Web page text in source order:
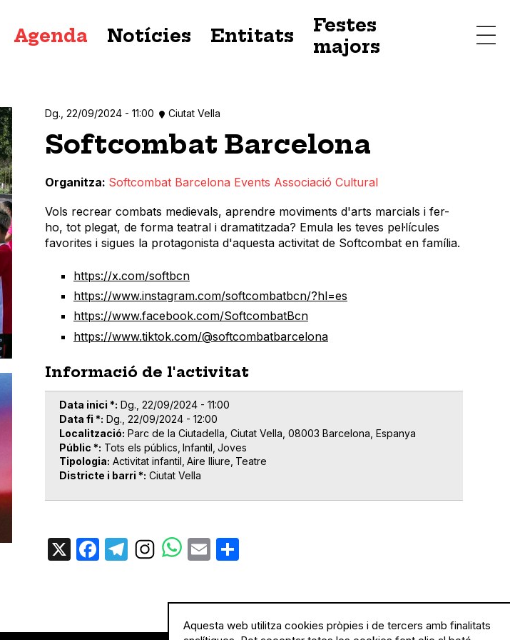
principal
Agenda Notícies Entitats
Festes
majors
Dg., 22/09/2024 - 11:00 Ciutat Vella
Softcombat Barcelona
Organitza Softcombat Barcelona Events Associació Cultural
Vols recrear combats medievals, aprendre moviments d'arts marcials i fer-
ho, tot plegat, de forma teatral i dramatitzada? Emula les teves pel·lícules
favorites i sigues la protagonista d'aquesta activitat de Softcombat en família.
https://x.com/softbcn
https://www.instagram.com/softcombatbcn/?hl=es
https://www.facebook.com/SoftcombatBcn
https://www.tiktok.com/@softcombatbarcelona
Informació de l'activitat
Data inici * Dg., 22/09/2024 - 11:00
Data fi * Dg., 22/09/2024 - 12:00
Localització Parc de la Ciutadella, Ciutat Vella, 08003 Barcelona, Espanya
Públic * Tots els públics Infantil Joves
Tipologia Activitat infantil Aire lliure Teatre
Districte i barri * Ciutat Vella
X Facebook
TelegramEmail
Aquesta web utilitza cookies pròpies i de tercers amb finalitats